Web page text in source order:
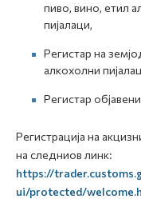
пиво, вино, етил
пијалаци,
Регистар на
алкохолни
Регистар
Регистрација на
на следниов линк:
https://
ui/protected/